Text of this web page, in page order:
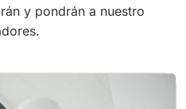
y pondrán a nuestro